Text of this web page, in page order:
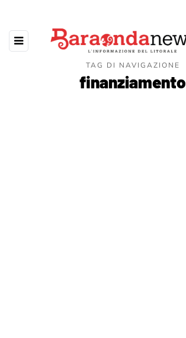
TAG DI NAVIGAZIONE
finanziamento